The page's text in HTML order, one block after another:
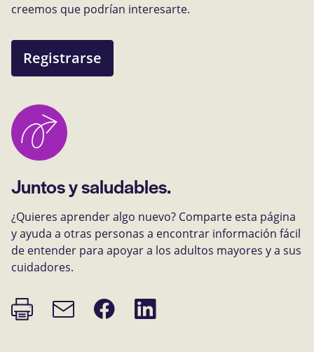
creemos que podrían interesarte.
Registrarse
Juntos y saludables.
¿Quieres aprender algo nuevo? Comparte esta página
y ayuda a otras personas a encontrar información fácil
de entender para apoyar a los adultos mayores y a sus
cuidadores.
Imprimir
página
Enlace
de
Compartir
en
Compartir
en